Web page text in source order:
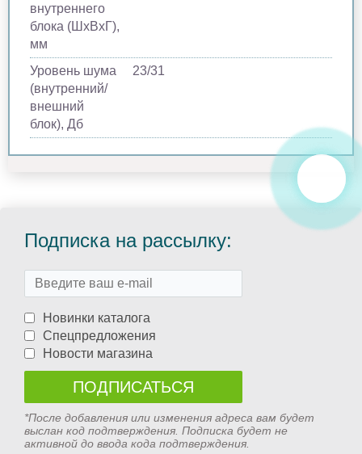
внутреннего
блока (ШхВхГ),
мм
Уровень шума
(внутренний/
внешний
блок), Дб
23/31
Подписка на рассылку:
Новинки каталога
Спецпредложения
Новости магазина
*После добавления или изменения адреса вам будет
выслан код подтверждения. Подписка будет не
активной до ввода кода подтверждения.